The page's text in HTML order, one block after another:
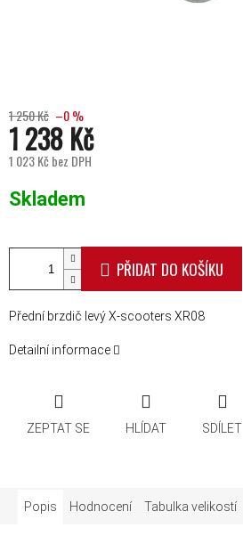
1 250 Kč –0 %
1 238 Kč
1 023 Kč bez DPH
Skladem
PŘIDAT DO KOŠÍKU
Přední brzdič levý X-scooters XR08
Detailní informace
ZEPTAT SE HLÍDAT SDÍLET
Popis Hodnocení Tabulka velikostí